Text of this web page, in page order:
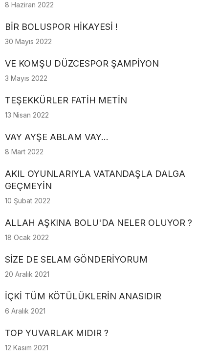
8 Haziran 2022
BİR BOLUSPOR HİKAYESİ !
30 Mayıs 2022
VE KOMŞU DÜZCESPOR ŞAMPİYON
3 Mayıs 2022
TEŞEKKÜRLER FATİH METİN
13 Nisan 2022
VAY AYŞE ABLAM VAY...
8 Mart 2022
AKIL OYUNLARIYLA VATANDAŞLA DALGA
GEÇMEYİN
10 Şubat 2022
ALLAH AŞKINA BOLU'DA NELER OLUYOR ?
18 Ocak 2022
SİZE DE SELAM GÖNDERİYORUM
20 Aralık 2021
İÇKİ TÜM KÖTÜLÜKLERİN ANASIDIR
6 Aralık 2021
TOP YUVARLAK MIDIR ?
12 Kasım 2021